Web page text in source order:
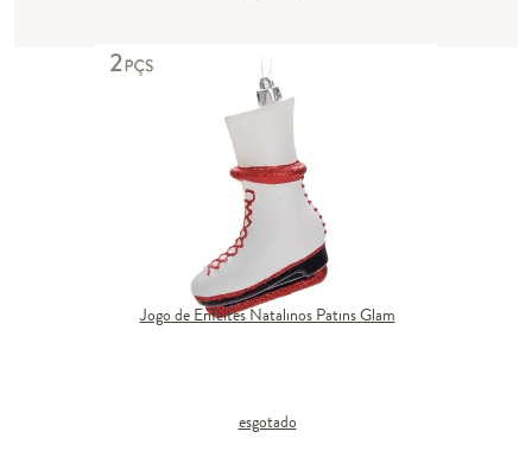
Jogo de Enfeites Natalinos Patins Glam
esgotado